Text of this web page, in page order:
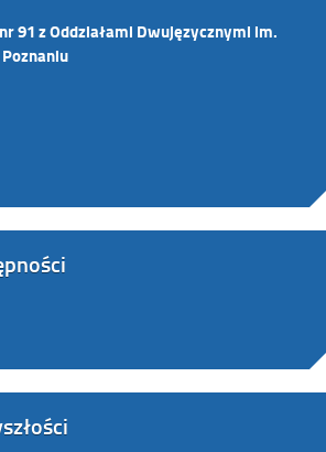
91 z Oddziałami Dwujęzycznymi im.